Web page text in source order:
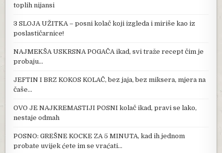
toplih nijansi
3 SLOJA UŽITKA – posni kolač koji izgleda i miriše kao iz
poslastičarnice!
NAJMEKŠA USKRSNA POGAČA ikad, svi traže recept čim je
probaju…
JEFTIN I BRZ KOKOS KOLAČ, bez jaja, bez miksera, mjera na
čaše…
OVO JE NAJKREMASTIJI POSNI kolač ikad, pravi se lako,
nestaje odmah
POSNO: GREŠNE KOCKE ZA 5 MINUTA, kad ih jednom
probate uvijek ćete im se vraćati…